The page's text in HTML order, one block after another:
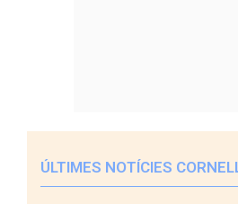
ÚLTIMES NOTÍCIES